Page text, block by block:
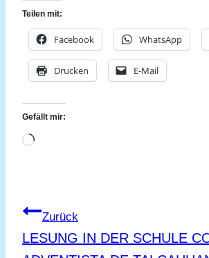
Teilen mit:
Facebook WhatsApp
Drucken E-Mail
Gefällt mir:
Wird
Beitragsnavigation
Zurück
LESUNG IN DER SCHULE